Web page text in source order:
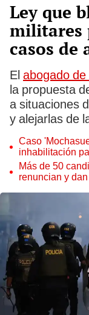
Ley que
militares
casos de
El abogado
la propuesta
a situaciones
y alejarlas de
Caso
inhabilitación
Cordero Jon Tay
Más de 50
renuncian y